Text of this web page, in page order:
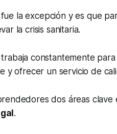
la excepción y es que
la crisis sanitaria.
constantemente
y ofrecer un servicio de
dos áreas clave
.